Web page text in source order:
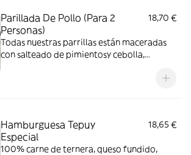
Parillada De Pollo (Para 2
Personas)
18,70 €
Todas nuestras parrillas están maceradas
con salteado de pimientosy cebolla,
Hamburguesa Tepuy
Especial
18,65 €
100% carne de ternera, queso fundido,